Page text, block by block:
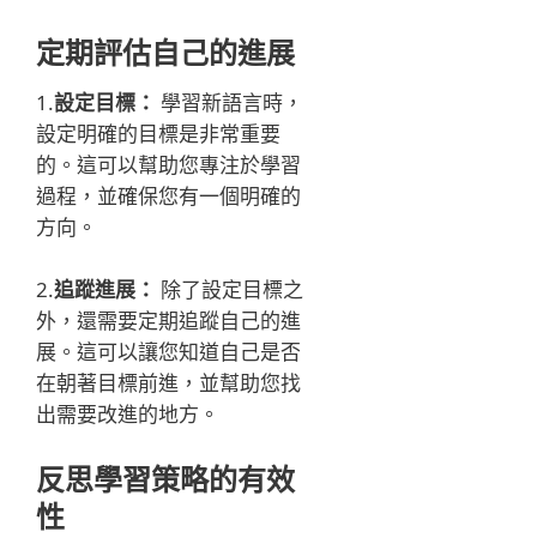
定期評估自己的進展
1.設定目標： 學習新語言時，
設定明確的目標是非常重要
的。這可以幫助您專注於學習
過程，並確保您有一個明確的
方向。
2.追蹤進展： 除了設定目標之
外，還需要定期追蹤自己的進
展。這可以讓您知道自己是否
在朝著目標前進，並幫助您找
出需要改進的地方。
反思學習策略的有效
性